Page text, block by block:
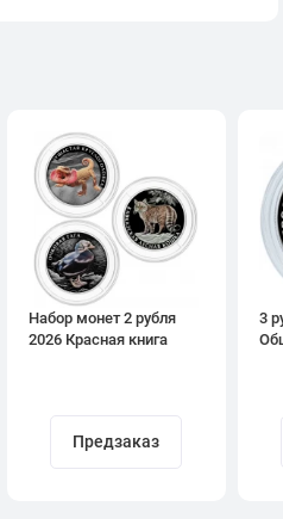
Набор монет 2 рубля
2026 Красная книга
Предзаказ
3